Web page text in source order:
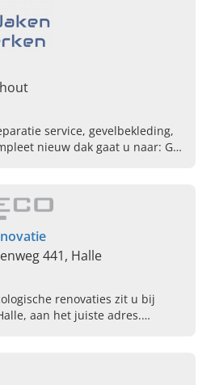
service, gevelbekleding,
nieuw dak gaat u naar: GP
441, Halle
renovaties zit u bij
aan het juiste adres.